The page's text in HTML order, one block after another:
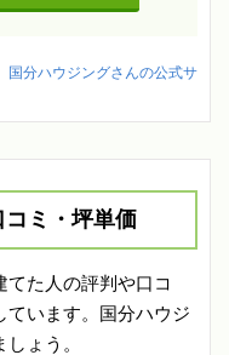
国分ハウジングさんの公式サ
コミ・坪単価
た人の評判や口コ
ています。国分ハウジ
ょう。